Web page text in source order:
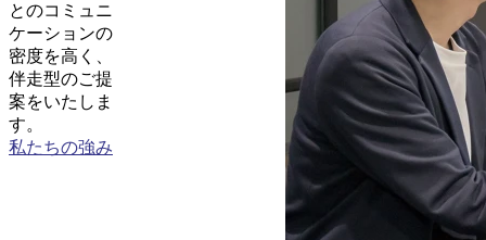
とのコミュニ
ケーションの
密度を高く、
伴走型のご提
案をいたしま
す。
私たちの強み